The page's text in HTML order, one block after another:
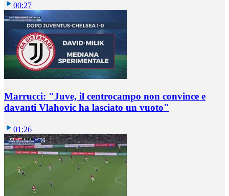
00:27
Marrucci: "Juve, il centrocampo non convince e
davanti Vlahovic ha lasciato un vuoto"
01:26